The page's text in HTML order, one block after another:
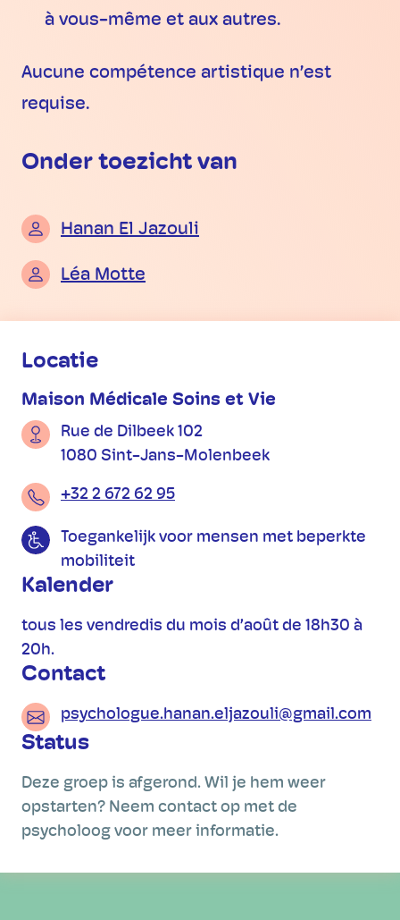
à vous-même et aux autres.
Aucune compétence artistique n’est
requise.
Onder toezicht van
Hanan El Jazouli
Léa Motte
Praktische informatie
Locatie
Maison Médicale Soins et Vie
Rue de Dilbeek 102
1080 Sint-Jans-Molenbeek
+32 2 672 62 95
Toegankelijk voor mensen met beperkte
mobiliteit
Kalender
tous les vendredis du mois d’août de 18h30 à
20h.
Contact
psychologue.hanan.eljazouli@gmail.com
Status
Deze groep is afgerond. Wil je hem weer
opstarten? Neem contact op met de
psycholoog voor meer informatie.